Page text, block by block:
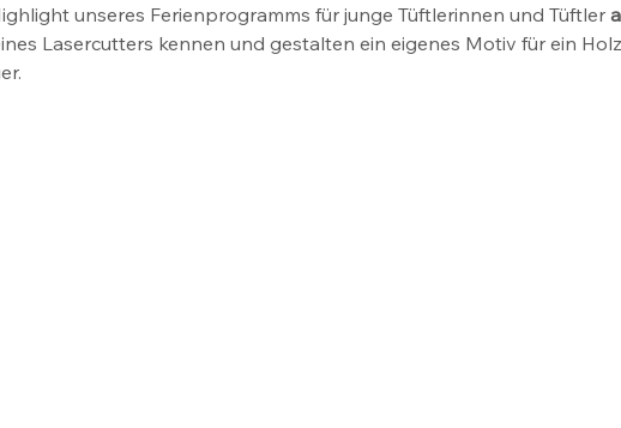
unseres Ferienprogramms für junge Tüftlerinnen und Tüftler
Lasercutters kennen und gestalten ein eigenes Motiv für ein